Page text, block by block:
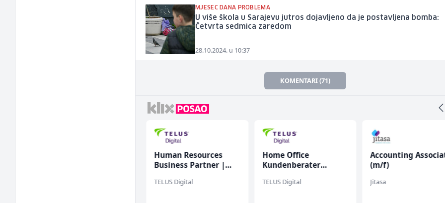
MJESEC DANA PROBLEMA
U više škola u Sarajevu jutros dojavljeno da je postavljena bomba:
Četvrta sedmica zaredom
28.10.2024. u 10:37
KOMENTARI (71)
Human Resources
Business Partner |
TELUS Digital
Home Office
Kundenberater
TELUS Digital
Accounting
(m/f)
Jitasa